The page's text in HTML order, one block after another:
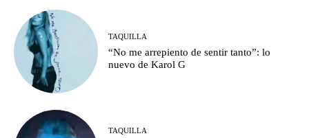
TAQUILLA
“No me arrepiento de sentir tanto”: lo
nuevo de Karol G
TAQUILLA